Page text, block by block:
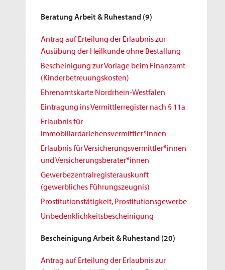
Beratung Arbeit & Ruhestand (9)
Antrag auf Erteilung der Erlaubnis zur
Ausübung der Heilkunde ohne Bestallung
Bescheinigung zur Vorlage beim Finanzamt
(Kinderbetreuungskosten)
Ehrenamtskarte Nordrhein-Westfalen
Eintragung ins Vermittlerregister nach § 11a
Erlaubnis für
Immobiliardarlehensvermittler*innen
Erlaubnis für Versicherungsvermittler*innen
und Versicherungsberater*innen
Gewerbezentralregisterauskunft
(gewerbliches Führungszeugnis)
Prostitutionstätigkeit, Prostitutionsgewerbe
Unbedenklichkeitsbescheinigung
Bescheinigung Arbeit & Ruhestand (20)
Antrag auf Erteilung der Erlaubnis zur